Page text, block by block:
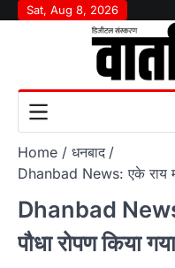
SkipSat, Aug 8, 2026
Home
धनबाद
Dhanbad News: एके राय
Dhanbad
पौधा रोपण किया गया